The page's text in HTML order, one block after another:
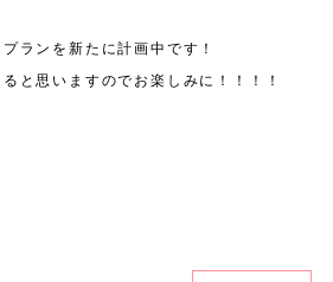
ランを新たに計画中です！
と思いますのでお楽しみに！！！！